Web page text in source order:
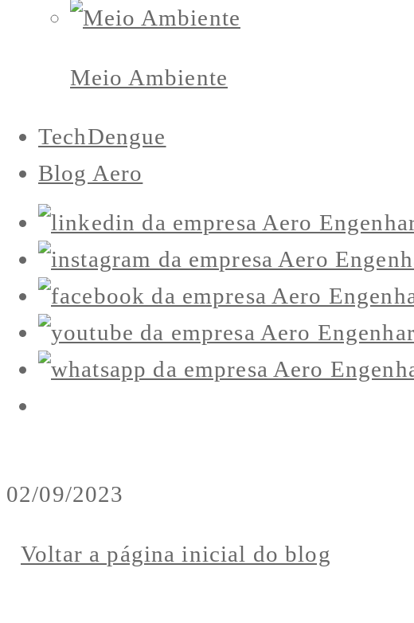
Meio Ambiente
TechDengue
Blog Aero
02/09/2023
Voltar a página inicial do blog